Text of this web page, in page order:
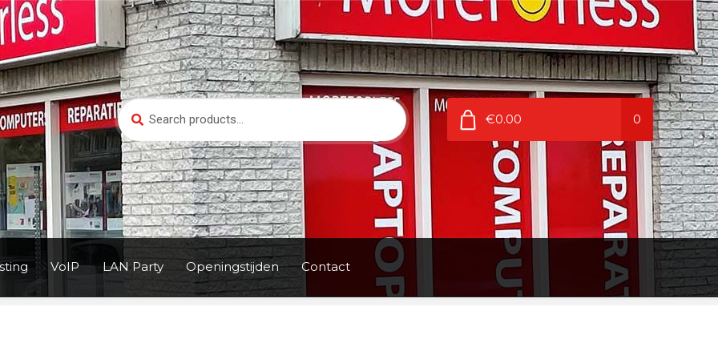
Search
for:
Search
€0.00 0
VoIP LAN Party Openingstijden Contact